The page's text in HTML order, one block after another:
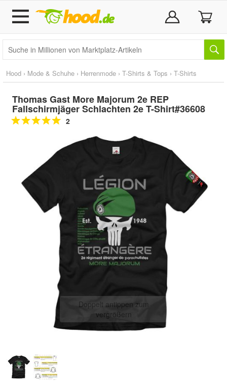
Hood › Mode & Schuhe › Herrenmode › T-Shirts & Tops › T-Shirts
Thomas Gast More Majorum 2e REP
Fallschirmjäger Schlachten 2e T-Shirt#36608
2
Doppelt antippen zum
vergrößern